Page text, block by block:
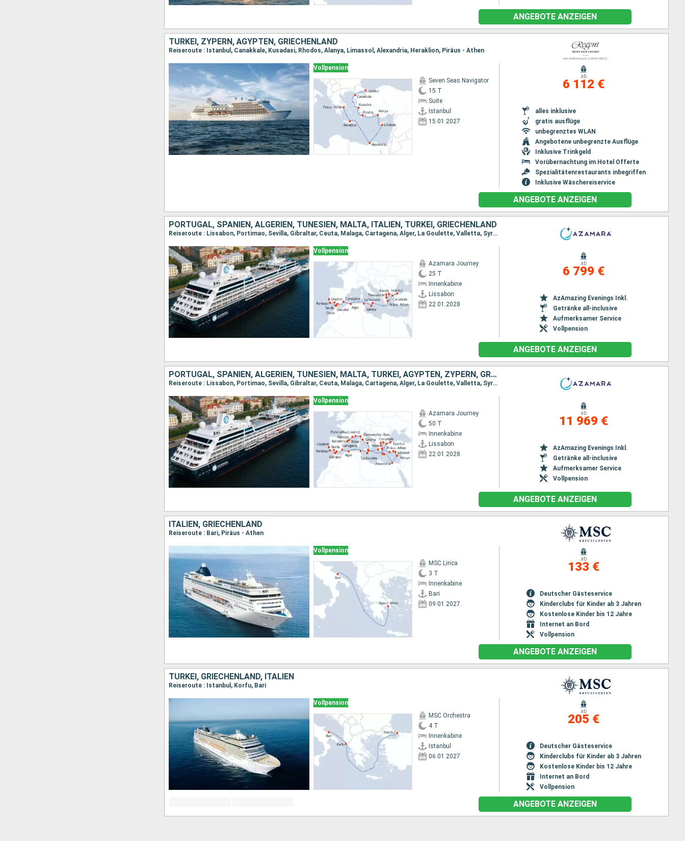
ANGEBOTE ANZEIGEN
TÜRKEI, ZYPERN, ÄGYPTEN, GRIECHENLAND
Reiseroute : Istanbul, Canakkale, Kusadasi, Rhodos, Alanya, Limassol, Alexandria, Heraklion, Piräus - Athen
Vollpension
Seven Seas Navigator
15 T
Suite
Istanbul
15.01.2027
ab
6 112 €
alles inklusive
gratis ausflüge
unbegrenztes WLAN
Angebotene unbegrenzte Ausflüge
Inklusive Trinkgeld
Vorübernachtung im Hotel Offerte
Spezialitätenrestaurants inbegriffen
Inklusive Wäschereiservice
ANGEBOTE ANZEIGEN
PORTUGAL, SPANIEN, ALGERIEN, TUNESIEN, MALTA, ITALIEN, TÜRKEI, GRIECHENLAND
Reiseroute : Lissabon, Portimao, Sevilla, Gibraltar, Ceuta, Malaga, Cartagena, Alger, La Goulette, Valletta, Syrakus (Sizilien), Piräus - Athen, Canakkale, Istanbul, Kavala, Thessaloniki, Volos, Piräus - Athen
Vollpension
Azamara Journey
25 T
Innenkabine
Lissabon
22.01.2028
ab
6 799 €
AzAmazing Evenings Inkl.
Getränke all-inclusive
Aufmerksamer Service
Vollpension
ANGEBOTE ANZEIGEN
PORTUGAL, SPANIEN, ALGERIEN, TUNESIEN, MALTA, TÜRKEI, ÄGYPTEN, ZYPERN, GRIECHENLAND, ITALIEN, FRANKREICH
Reiseroute : Lissabon, Portimao, Sevilla, Gibraltar, Ceuta, Malaga, Cartagena, Alger, La Goulette, Valletta, Syrakus (Sizilien), Piräus - Athen, Canakkale, Istanbul, Kavala, Thessaloniki, Volos, Piräus - Athen, Heraklion, Alexandria, Limassol, Alanya, Antalya, Rhodos, Piräus - Athen, Chania, Katakolon, Syrakus (Sizilien), Catania, Salerno, Civitavecchia - Rom, Florenz/Pisa (Livorno), Nizza, Marseille, Palamos, Barcelona
Vollpension
Azamara Journey
50 T
Innenkabine
Lissabon
22.01.2028
ab
11 969 €
AzAmazing Evenings Inkl.
Getränke all-inclusive
Aufmerksamer Service
Vollpension
ANGEBOTE ANZEIGEN
ITALIEN, GRIECHENLAND
Reiseroute : Bari, Piräus - Athen
Vollpension
MSC Lirica
3 T
Innenkabine
Bari
09.01.2027
ab
133 €
Deutscher Gästeservice
Kinderclubs für Kinder ab 3 Jahren
Kostenlose Kinder bis 12 Jahre
Internet an Bord
Vollpension
ANGEBOTE ANZEIGEN
TÜRKEI, GRIECHENLAND, ITALIEN
Reiseroute : Istanbul, Korfu, Bari
Vollpension
MSC Orchestra
4 T
Innenkabine
Istanbul
06.01.2027
ab
205 €
Deutscher Gästeservice
Kinderclubs für Kinder ab 3 Jahren
Kostenlose Kinder bis 12 Jahre
Internet an Bord
Vollpension
ANGEBOTE ANZEIGEN